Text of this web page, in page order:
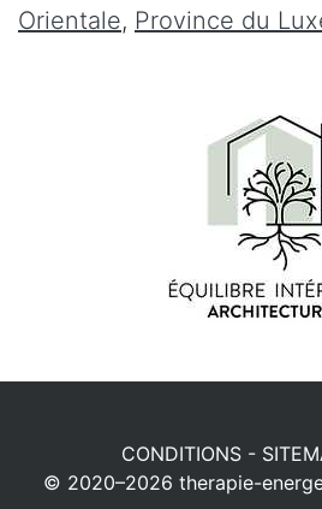
Orientale, Province du
CONDITIONS -
© 2020–2026 therapie-